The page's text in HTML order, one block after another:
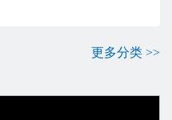
更多分类 >>